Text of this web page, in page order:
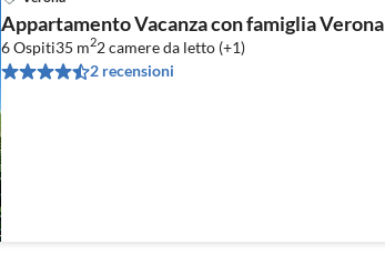
Appartamento Vacanza con famiglia Verona
6 Ospiti35 m22camere da letto (+1)
2 recensioni